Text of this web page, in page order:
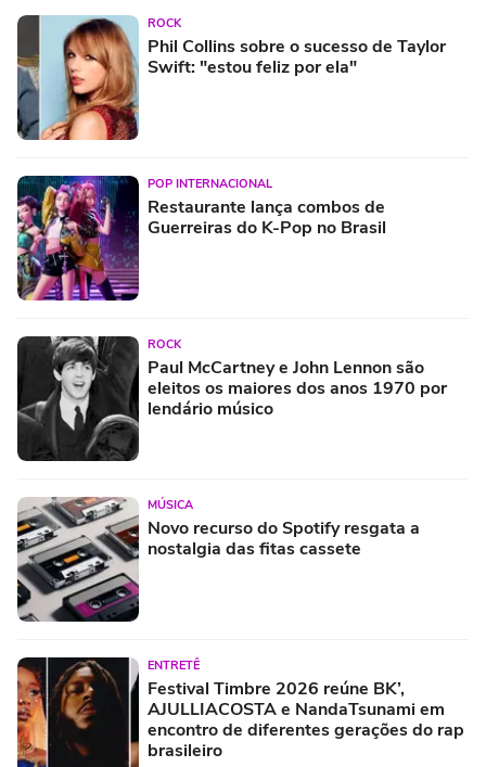
ROCK
Phil Collins sobre o sucesso de Taylor
Swift: "estou feliz por ela"
POP INTERNACIONAL
Restaurante lança combos de
Guerreiras do K-Pop no Brasil
ROCK
Paul McCartney e John Lennon são
eleitos os maiores dos anos 1970 por
lendário músico
MÚSICA
Novo recurso do Spotify resgata a
nostalgia das fitas cassete
ENTRETÊ
Festival Timbre 2026 reúne BK’,
AJULLIACOSTA e NandaTsunami em
encontro de diferentes gerações do rap
brasileiro